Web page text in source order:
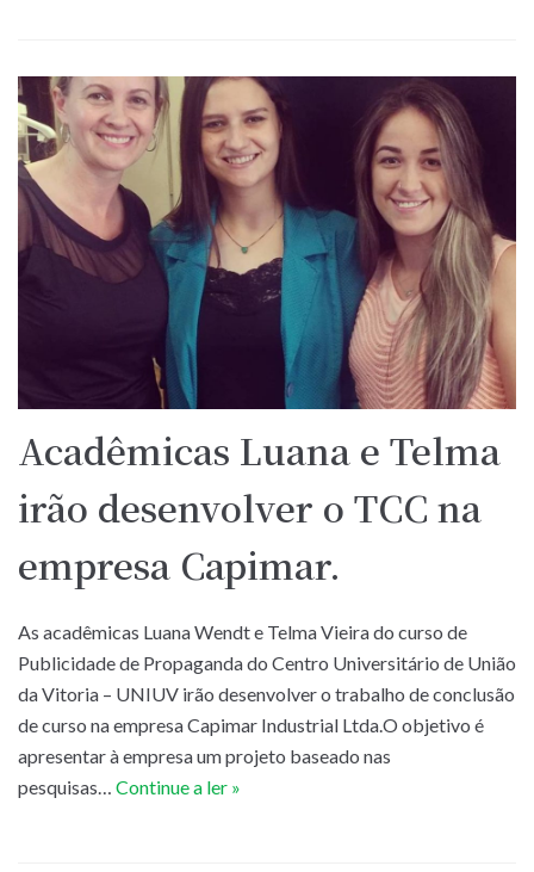
Acadêmicas Luana e Telma
irão desenvolver o TCC na
empresa Capimar.
As acadêmicas Luana Wendt e Telma Vieira do curso de
Publicidade de Propaganda do Centro Universitário de União
da Vitoria – UNIUV irão desenvolver o trabalho de conclusão
de curso na empresa Capimar Industrial Ltda.O objetivo é
apresentar à empresa um projeto baseado nas
pesquisas… Continue a ler »